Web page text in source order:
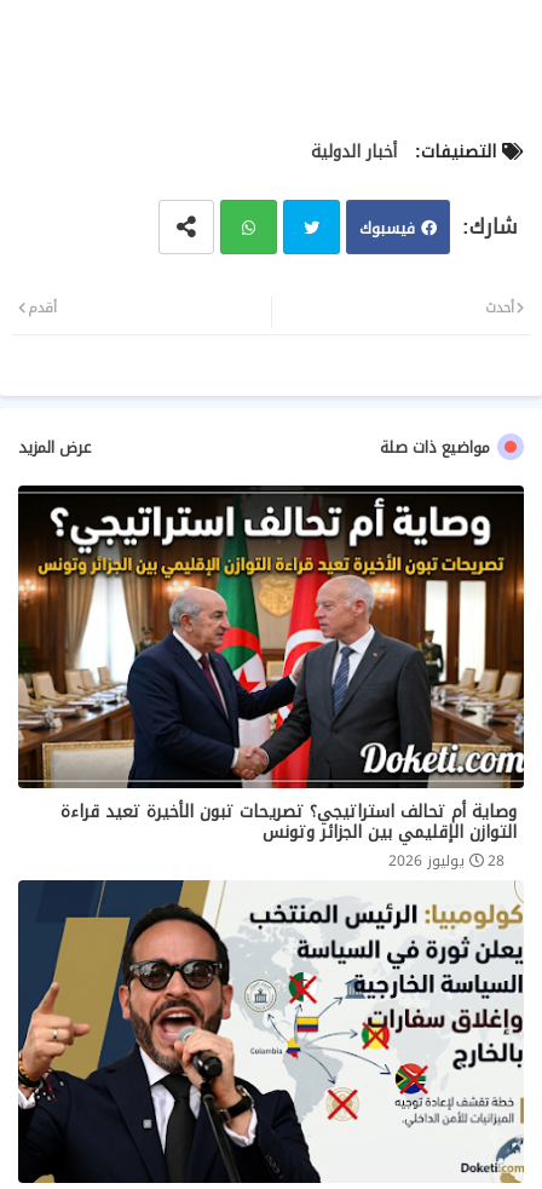
التصنيفات: أخبار الدولية
فيسبوك
ب
أحدث أقدم
مواضيع ذات صلة عرض المزيد
​وصاية أم تحالف استراتيجي؟ تصريحات تبون الأخيرة تعيد قراءة
التوازن الإقليمي بين الجزائر وتونس
28 يوليوز 2026